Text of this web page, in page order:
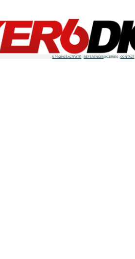
À PROPOSACTIVITÉ RÉFÉRENCESGALERIES CONTACT